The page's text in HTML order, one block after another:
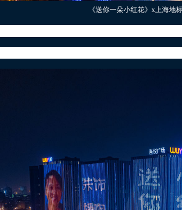
《送你一朵小红花》x上海地